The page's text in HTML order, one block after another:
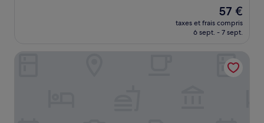
Le
nouveau
prix
de
57 €
57 €
taxes et frais compris
6 sept. - 7 sept.